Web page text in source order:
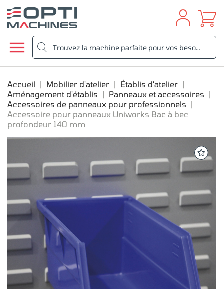

Accueil Mobilier d'atelier
Établis d'atelier
Aménagement d'établis
Panneaux et accessoires
Accessoires de panneaux pour professionnels
Accessoire pour panneaux Uniworks Bac à bec
profondeur 140 mm